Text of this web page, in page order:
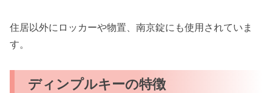
住居以外にロッカーや物置、南京錠にも使用されていま
す。
ディンプルキーの特徴